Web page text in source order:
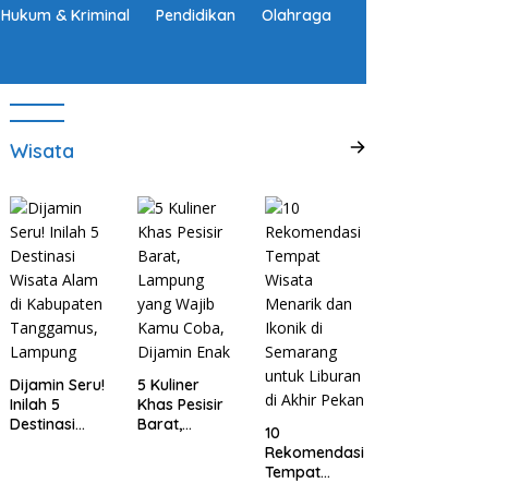
Hukum & Kriminal Pendidikan Olahraga
Wisata
Dijamin Seru!
Inilah 5
Destinasi
5 Kuliner
Khas Pesisir
Barat,
10
Rekomendasi
Tempat